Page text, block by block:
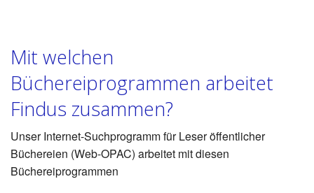
Mit welchen
Büchereiprogrammen arbeitet
Findus zusammen?
Unser Internet-Suchprogramm für Leser öffentlicher
Büchereien (Web-OPAC) arbeitet mit diesen
Büchereiprogrammen